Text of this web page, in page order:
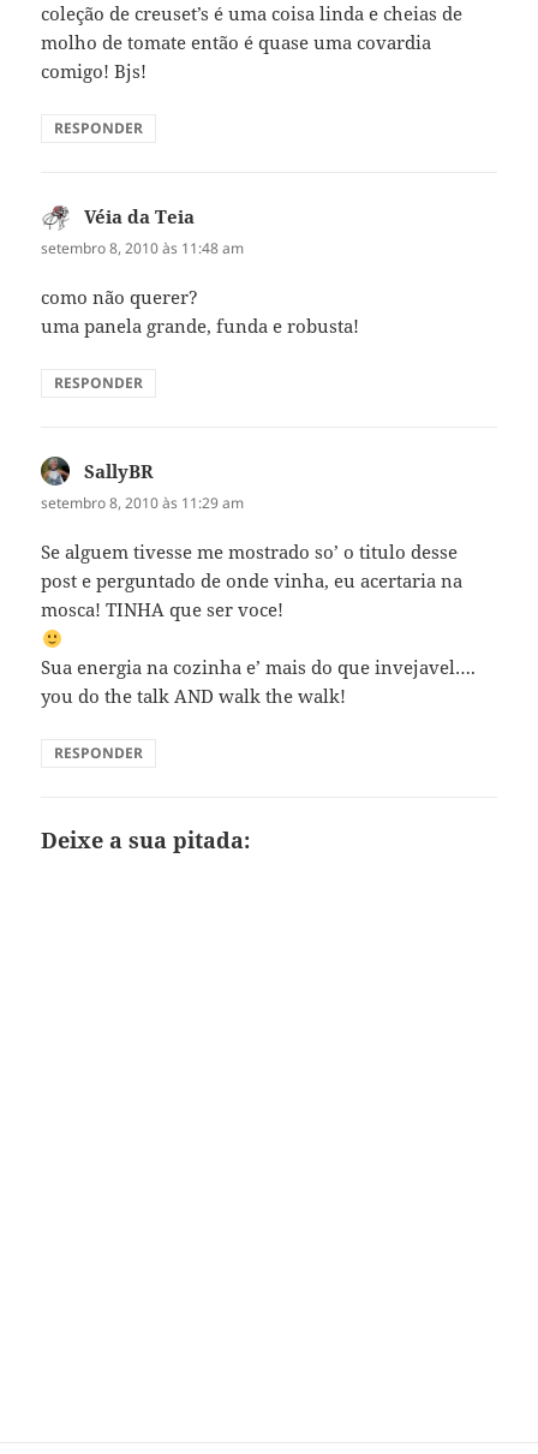
coleção de creuset’s é uma coisa linda e cheias de
molho de tomate então é quase uma covardia
comigo! Bjs!
RESPONDER
Véia da Teia
setembro 8, 2010 às 11:48 am
como não querer?
uma panela grande, funda e robusta!
RESPONDER
SallyBR
setembro 8, 2010 às 11:29 am
Se alguem tivesse me mostrado so’ o titulo desse
post e perguntado de onde vinha, eu acertaria na
mosca! TINHA que ser voce!
Sua energia na cozinha e’ mais do que invejavel….
you do the talk AND walk the walk!
RESPONDER
Deixe a sua pitada: